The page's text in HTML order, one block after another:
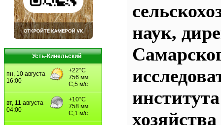
Усть-Кинельский
наук,